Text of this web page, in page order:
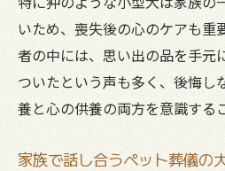
いため、喪失後の心のケアも重
者の中には、思い出の品を手元
ついたという声も多く、後悔し
養と心の供養の両方を意識する
家族で話し合うペット葬儀の